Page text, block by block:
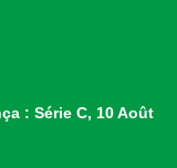
: Série C, 10 Août